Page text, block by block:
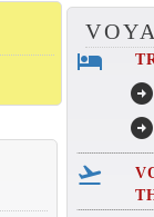
hotel
arrow_circle_right
arrow_circle_right
flight_takeoff